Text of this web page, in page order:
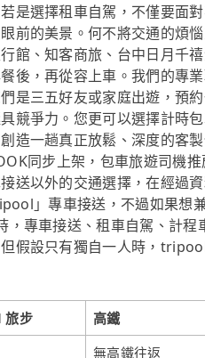
是選擇租車自駕，不僅要面
前的美景。何不將交通的
館、知客商旅、台中日月千
後，再從容上車。我們的專
是三五好友或家庭出遊，預
競爭力。您更可以選擇計時
造一趟真正放鬆、深度的客
同步上架，包車旅遊司機推
送以外的交通選擇，在經過
」專車接送，不過如果想
，專車接送、租車自駕、計
假設只有獨自一人時，
步 高鐵
無高鐵往返